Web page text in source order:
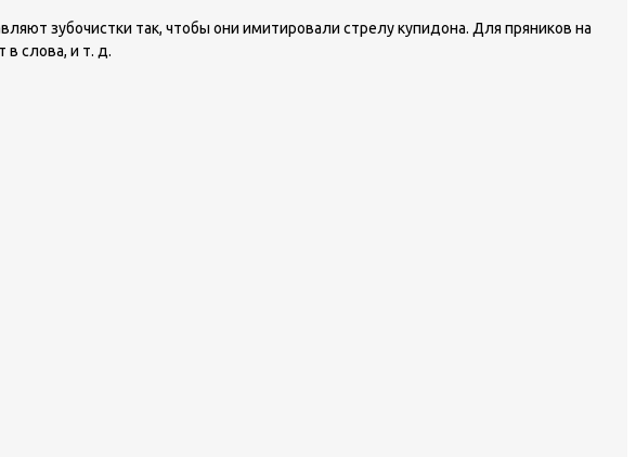
зубочистки так, чтобы они имитировали стрелу купидона. Для пряников на
слова, и т. д.